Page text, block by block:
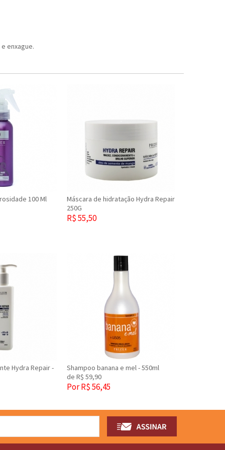
enxague.
100 Ml
Máscara de hidratação Hydra Repair
250G
R$ 55,50
Hydra Repair -
Shampoo banana e mel - 550ml
de R$ 59,90
Por R$ 56,45